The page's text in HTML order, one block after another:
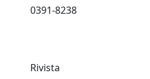
Rivista